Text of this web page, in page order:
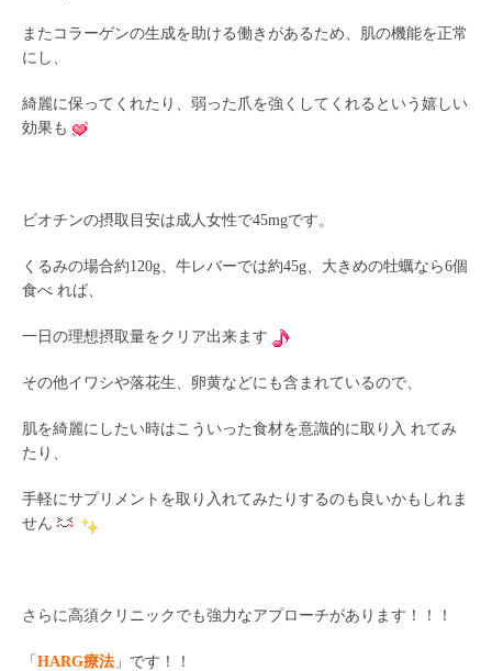
またコラーゲンの生成を助ける働きがあるため、肌の機能を正常
にし、
綺麗に保ってくれたり、弱った爪を強くしてくれるという嬉しい
効果も
ビオチンの摂取目安は成人女性で45mgです。
くるみの場合約120g、牛レバーでは約45g、大きめの牡蠣なら6個
食べ れば、
一日の理想摂取量をクリア出来ます
その他イワシや落花生、卵黄などにも含まれているので、
肌を綺麗にしたい時はこういった食材を意識的に取り入 れてみ
たり、
手軽にサプリメントを取り入れてみたりするのも良いかもしれま
せん
さらに高須クリニックでも強力なアプローチがあります！！！
「 HARG療法 」です！！